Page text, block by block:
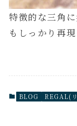
特徴的な三角
もしっかり再現
BLOG REGAL(